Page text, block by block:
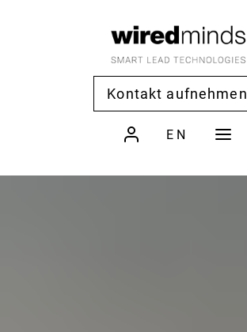
Kontakt aufnehmen
EN